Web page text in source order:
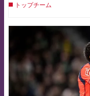
トップチーム